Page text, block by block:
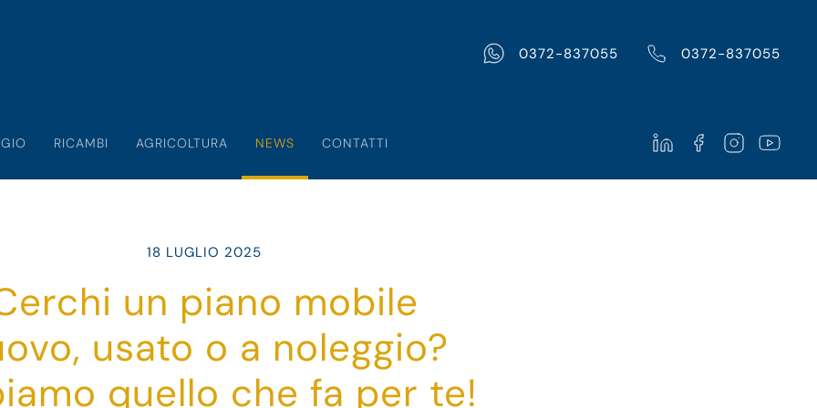
0372-837055 0372-837055
RICAMBI AGRICOLTURA NEWS CONTATTI
18 LUGLIO 2025
un piano mobile
usato o a noleggio?
quello che fa per te!